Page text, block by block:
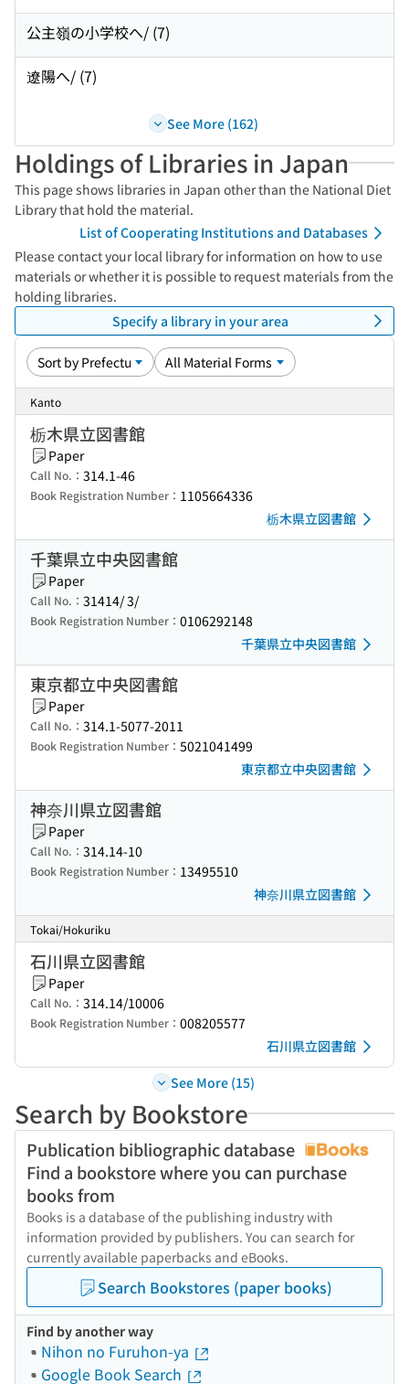
公主嶺の小学校へ/ (7)
遼陽へ/ (7)
See More (162)
Holdings of Libraries in Japan
This page shows libraries in Japan other than the National Diet
Library that hold the material.
List of Cooperating Institutions and Databases
Please contact your local library for information on how to use
materials or whether it is possible to request materials from the
holding libraries.
Specify a library in your area
Kanto
栃木県立図書館
Paper
Call No.： 314.1-46
Book Registration Number： 1105664336
栃木県立図書館
千葉県立中央図書館
Paper
Call No.： 31414/ 3/
Book Registration Number： 0106292148
千葉県立中央図書館
東京都立中央図書館
Paper
Call No.： 314.1-5077-2011
Book Registration Number： 5021041499
東京都立中央図書館
神奈川県立図書館
Paper
Call No.： 314.14-10
Book Registration Number： 13495510
神奈川県立図書館
Tokai/Hokuriku
石川県立図書館
Paper
Call No.： 314.14/10006
Book Registration Number： 008205577
石川県立図書館
See More (15)
Search by Bookstore
Publication bibliographic database
Find a bookstore where you can purchase
books from
Books is a database of the publishing industry with
information provided by publishers. You can search for
currently available paperbacks and eBooks.
Search Bookstores (paper books)
Find by another way
Nihon no Furuhon-ya
Google Book Search